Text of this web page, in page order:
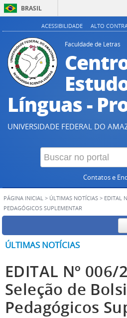
BRASIL
ACESSIBILIDADE ALTO
Faculdade de Letras
Línguas -
UNIVERSIDADE FEDERAL DO
Contatos e
PÁGINA INICIAL > ÚLTIMAS NOTÍCIAS > EDITAL
PEDAGÓGICOS SUPLEMENTAR
ÚLTIMAS NOTÍCIAS
EDITAL Nº 006/
Seleção de
Pedagógicos